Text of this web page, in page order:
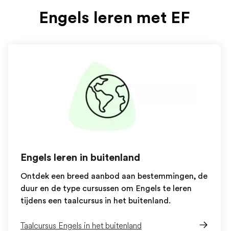
Engels leren met EF
Engels leren in buitenland
Ontdek een breed aanbod aan bestemmingen, de
duur en de type cursussen om Engels te leren
tijdens een taalcursus in het buitenland.
Taalcursus Engels in het buitenland